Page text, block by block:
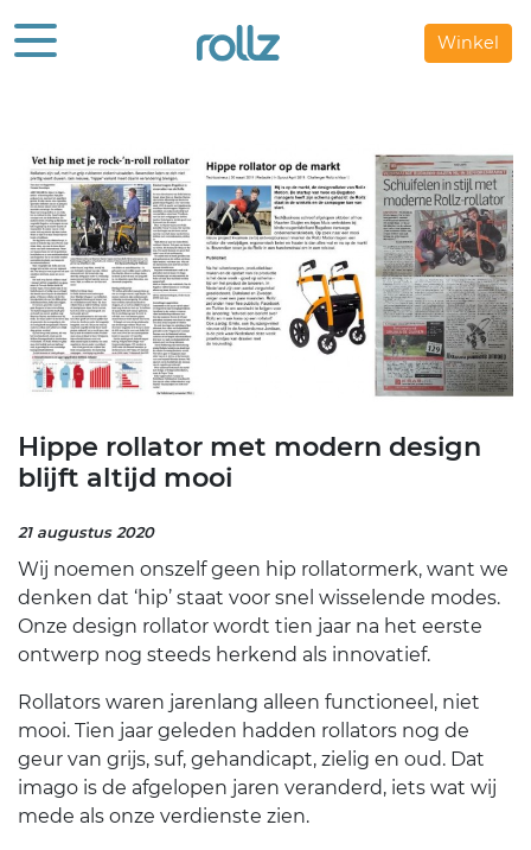
Winkel
Hippe rollator met modern design
blijft altijd mooi
21 augustus 2020
Wij noemen onszelf geen hip rollatormerk, want we
denken dat ‘hip’ staat voor snel wisselende modes.
Onze design rollator wordt tien jaar na het eerste
ontwerp nog steeds herkend als innovatief.
Rollators waren jarenlang alleen functioneel, niet
mooi. Tien jaar geleden hadden rollators nog de
geur van grijs, suf, gehandicapt, zielig en oud. Dat
imago is de afgelopen jaren veranderd, iets wat wij
mede als onze verdienste zien.